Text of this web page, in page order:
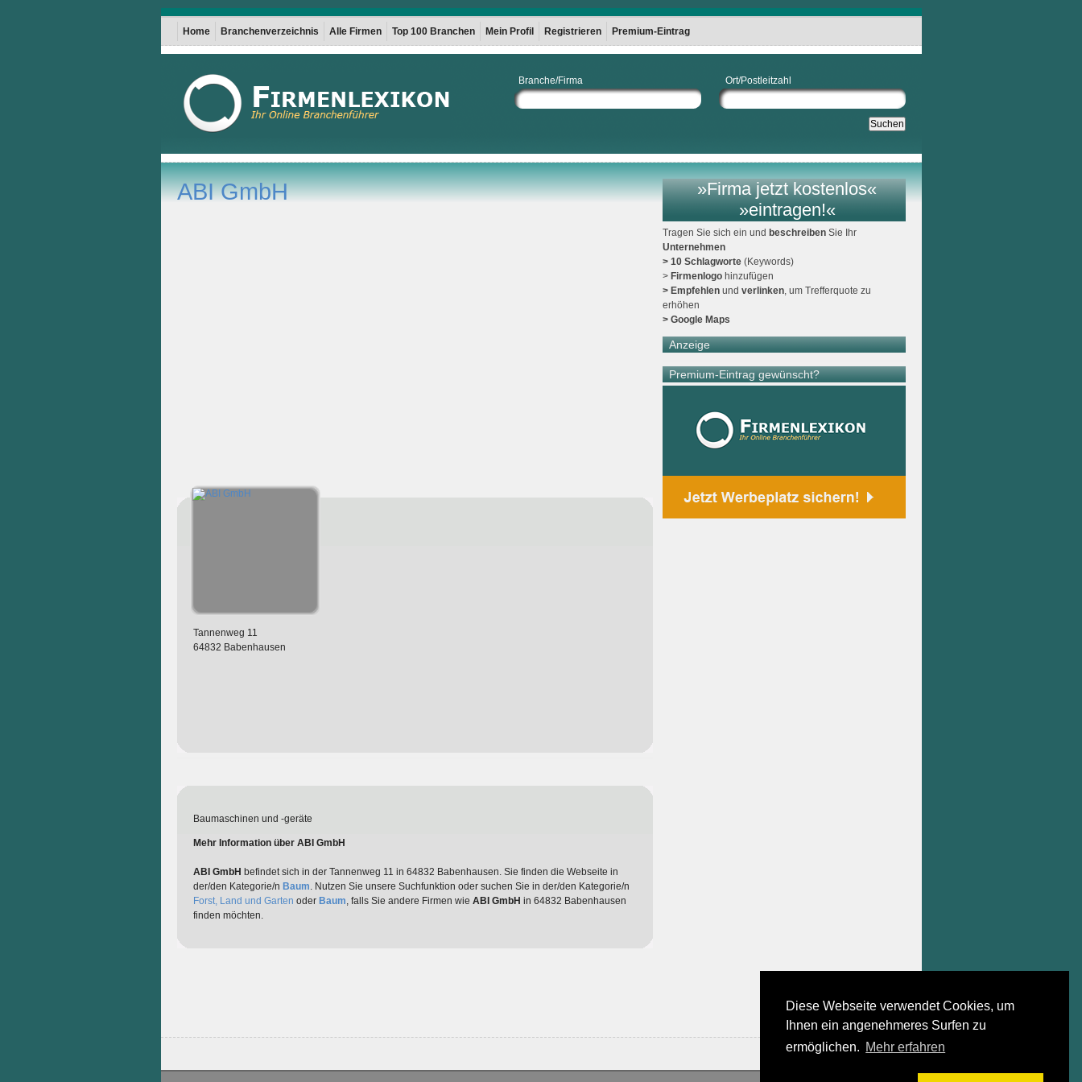
Diese Webseite verwendet Cookies, um
Ihnen ein angenehmeres Surfen zu
ermöglichen. Mehr erfahren
Home Branchenverzeichnis Alle Firmen Top 100 Branchen Mein Profil Registrieren Premium-Eintrag
Branche/Firma Ort/Postleitzahl
ABI GmbH
Tannenweg 11
64832 Babenhausen
Baumaschinen und -geräte
Mehr Information über ABI GmbH
ABI GmbH befindet sich in der Tannenweg 11 in 64832 Babenhausen. Sie finden die Webseite in
der/den Kategorie/n Baum. Nutzen Sie unsere Suchfunktion oder suchen Sie in der/den Kategorie/n
Forst, Land und Garten oder Baum, falls Sie andere Firmen wie ABI GmbH in 64832 Babenhausen
finden möchten.
»Firma jetzt kostenlos«
»eintragen!«
Tragen Sie sich ein und beschreibenSie Ihr
Unternehmen
> 10 Schlagworte(Keywords)
> Firmenlogohinzufügen
> Empfehlenund verlinken, um Trefferquote zu
erhöhen
> Google Maps
Anzeige
Premium-Eintrag gewünscht?